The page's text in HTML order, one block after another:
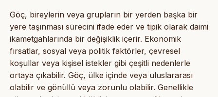
Göç, bireylerin veya grupların bir yerden başka bir
yere taşınması sürecini ifade eder ve tipik olarak daimi
ikametgahlarında bir değişiklik içerir. Ekonomik
fırsatlar, sosyal veya politik faktörler, çevresel
koşullar veya kişisel istekler gibi çeşitli nedenlerle
ortaya çıkabilir. Göç, ülke içinde veya uluslararası
olabilir ve gönüllü veya zorunlu olabilir. Genellikle